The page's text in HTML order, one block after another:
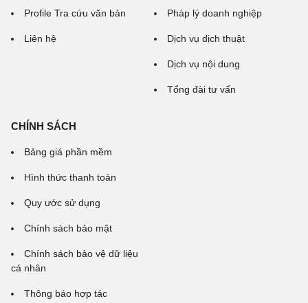
Profile Tra cứu văn bản
Liên hệ
Pháp lý doanh nghiệp
Dịch vụ dịch thuật
Dịch vụ nội dung
Tổng đài tư vấn
CHÍNH SÁCH
Bảng giá phần mềm
Hình thức thanh toán
Quy ước sử dụng
Chính sách bảo mật
Chính sách bảo vệ dữ liệu
cá nhân
Thông báo hợp tác